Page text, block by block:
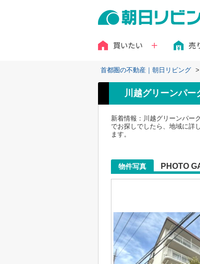
買いたい 売
首都圏の不動産｜朝日リビング >
川越グリーンパー
新着情報：川越グリーンパー
でお探しでしたら、地域に詳
ます。
物件写真 PHOTO